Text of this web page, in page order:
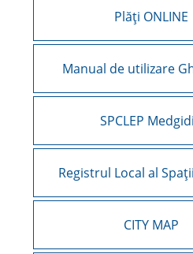
Plăți ONLINE
Manual de utilizare
SPCLEP
Registrul Local al
CITY MAP